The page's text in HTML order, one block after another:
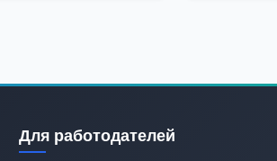
Для работодателей